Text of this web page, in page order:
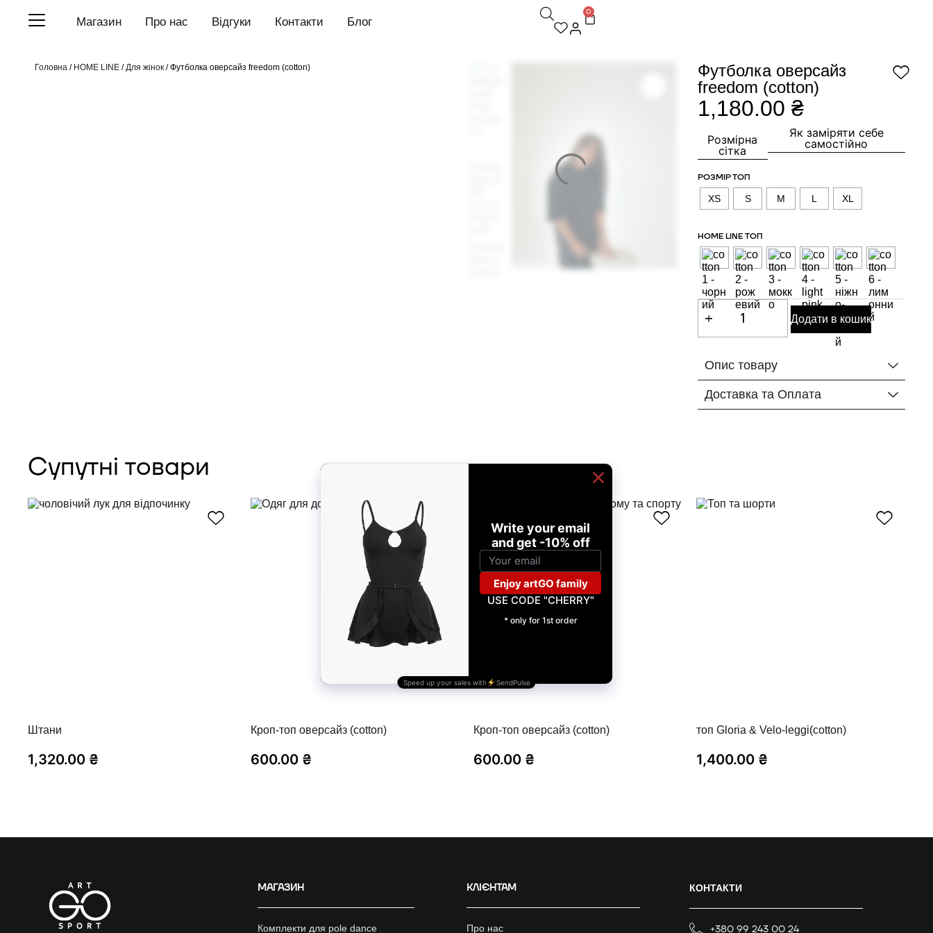
Магазин Про нас Відгуки Контакти Блог
0
Головна / HOME LINE /Для жінок / Футболка оверсайз freedom (cotton)
Футболка оверсайз
freedom (cotton)
1,180.00₴
Розмірна
сітка
Як заміряти себе
самостійно
РОЗМІР ТОП
XS S M L XL
HOME LINE ТОП
Додати в кошик
Опис товару
Доставка та Оплата
Супутні товари
Штани
1,320.00 ₴
Кроп-топ оверсайз (cotton)
600.00 ₴
Кроп-топ оверсайз (cotton)
600.00 ₴
топ Gloria & Velo-leggi(cotton)
1,400.00 ₴
МАГАЗИН
Комплекти для pole dance
КЛІЄНТАМ
Про нас
КОНТАКТИ
+380 99 243 00 24